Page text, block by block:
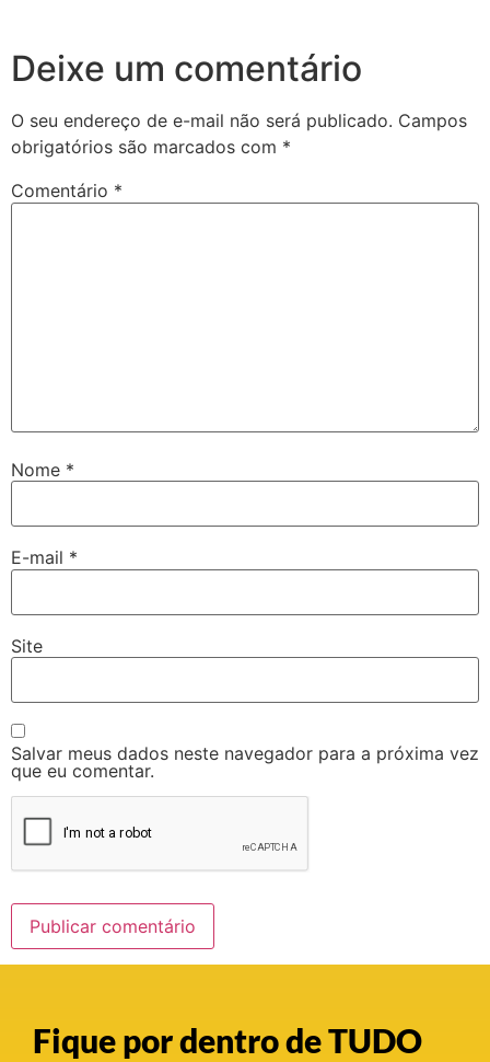
Deixe um comentário
O seu endereço de e-mail não será publicado. Campos
obrigatórios são marcados com *
Comentário *
Nome *
E-mail *
Site
Salvar meus dados neste navegador para a próxima vez
que eu comentar.
Fique por dentro de TUDO